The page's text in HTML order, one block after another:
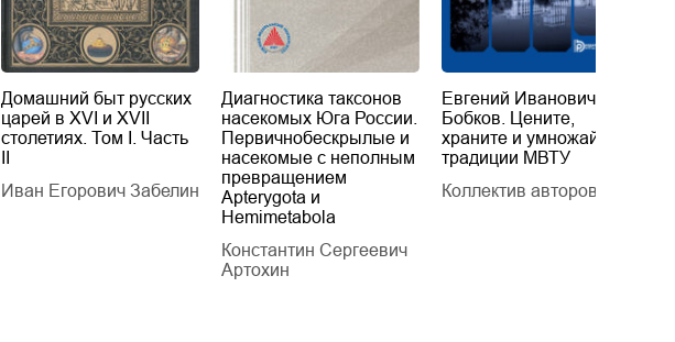
Домашний быт русских
царей в XVI и XVII
столетиях. Том I. Часть
Иван Егорович Забелин
Диагностика таксонов
насекомых Юга России.
Первичнобескрылые и
насекомые с неполным
превращением
Apterygota и
Hemimetabola
Константин Сергеевич
Артохин
Евгений Иванович
Бобков. Цените,
храните и умножайте
традиции МВТУ
Коллектив авторов